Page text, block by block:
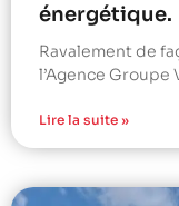
énergétique.
Ravalement de
l’Agence
Lire la suite »